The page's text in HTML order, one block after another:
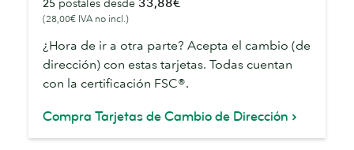
Cambio
Dirección
25 postales desde
(28,00€ IVA no incl.)
¿Hora de ir a otra parte? Acepta el cambio (de
dirección) con estas tarjetas. Todas cuentan
con la certificación FSC®.
Compra Tarjetas de Cambio de Dirección